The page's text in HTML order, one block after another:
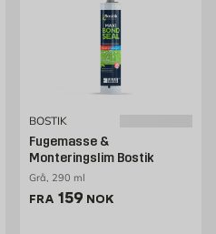
BOSTIK
Fugemasse &
Monteringslim Bostik
Grå, 290 ml
FRA Pris 159 NOK /stk
159 NOK